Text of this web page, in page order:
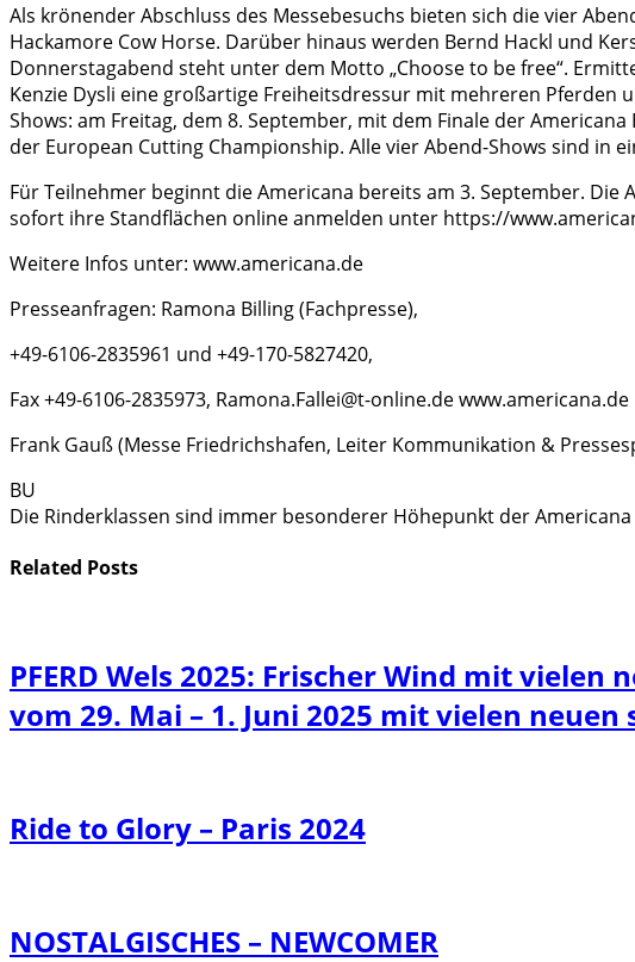
Als krönender Abschluss des Messebesuchs bieten sich die vier
Hackamore Cow Horse. Darüber hinaus werden Bernd Hackl und
Donnerstagabend steht unter dem Motto „Choose to be free“.
Kenzie Dysli eine großartige Freiheitsdressur mit mehreren Pferden
Shows: am Freitag, dem 8. September, mit dem Finale der
der European Cutting Championship. Alle vier Abend-Shows sind in
Für Teilnehmer beginnt die Americana bereits am 3. September.
sofort ihre Standflächen online anmelden unter https://
Weitere Infos unter: www.americana.de
Presseanfragen: Ramona Billing (Fachpresse),
+49-6106-2835961 und +49-170-5827420,
Fax +49-6106-2835973, Ramona.Fallei@t-online.de www.americana.de
Frank Gauß (Messe Friedrichshafen, Leiter Kommunikation &
BU
Die Rinderklassen sind immer besonderer Höhepunkt der Americana
Related Posts
PFERD Wels 2025: Frischer Wind mit
vom 29. Mai – 1. Juni 2025 mit vielen
Ride to Glory – Paris 2024
NOSTALGISCHES – NEWCOMER